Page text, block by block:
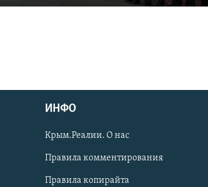
ИНФО
Крым.Реалии. О нас
Правила комментирования
Правила копирайта